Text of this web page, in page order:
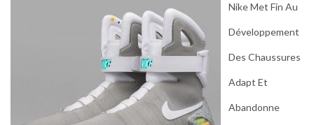
Nike Met Fin Au
Développement
Des Chaussures
Adapt Et
Abandonne